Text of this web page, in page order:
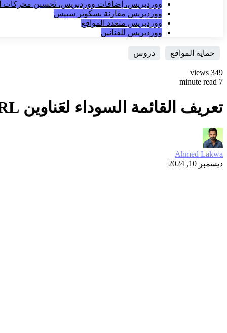
ووردبريس، إضافات ووردبريس، تحسين محركات
ووردبريس مقارنة بسكوير سبيس
ووردبريس متعدد المواقع
ووردبريس للفنانين
حماية المواقع دروس
349 views
7 minute read
تعريف القائمة السوداء لعَناوين URL وطريقة تجنّبها؟
Ahmed Lakwa
ديسمبر 10, 2024